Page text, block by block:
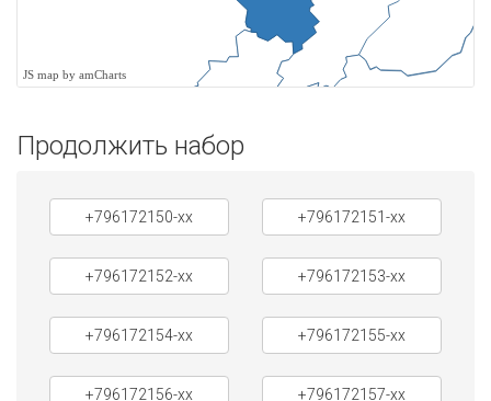
JS map by amCharts
Продолжить набор
+796172150-xx +796172151-xx
+796172152-xx +796172153-xx
+796172154-xx +796172155-xx
+796172156-xx +796172157-xx